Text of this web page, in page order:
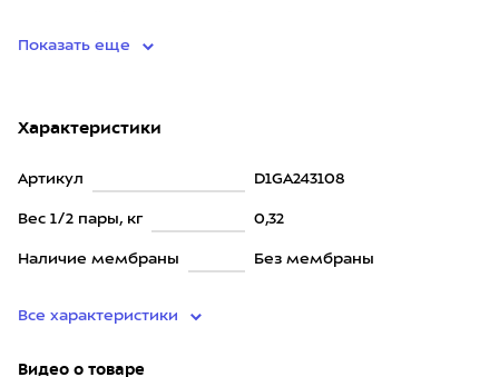
Показать еще
Характеристики
Артикул D1GA243108
Вес 1/2 пары, кг 0,32
Наличие мембраны Без мембраны
Все характеристики
Видео о товаре